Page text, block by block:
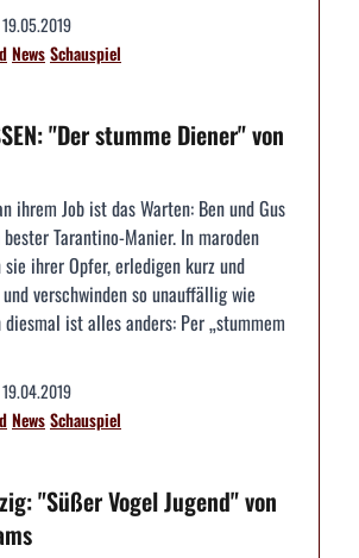
19.05.2019
NewsSchauspiel
"Der stumme Diener" von
ihrem Job ist das Warten: Ben und Gus
Tarantino-Manier. In maroden
ihrer Opfer, erledigen kurz und
verschwinden so unauffällig wie
ist alles anders: Per „stummem
19.04.2019
NewsSchauspiel
"Süßer Vogel Jugend" von